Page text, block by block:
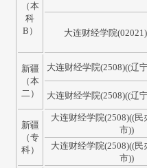
（本
科
B）
大连财经学院
新疆
（本
二）
大连财经学院(2508)((辽
大连财经学院(2508)((辽
新疆
（专
科）
大连财经学院(2508)((民
市))
大连财经学院(2508)((民
市))